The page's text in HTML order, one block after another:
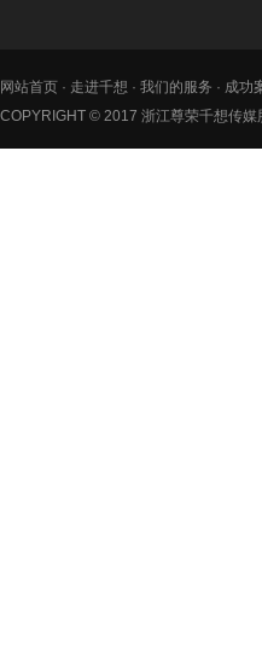
网站首页 · 走进千想 · 我们的服务 · 成功
COPYRIGHT © 2017 浙江尊荣千想传